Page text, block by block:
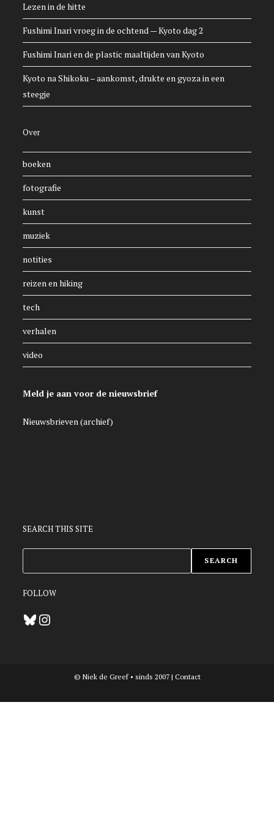
Lezen in de hitte
Fushimi Inari vroeg in de ochtend — Kyoto dag 2
Fushimi Inari en de plastic maaltijden van Kyoto
Kyoto na Shikoku – aankomst, drukte en gyoza in een
steegje
Over
boeken
fotografie
kunst
muziek
notities
reizen en hiking
tech
verhalen
video
Meld je aan voor de nieuwsbrief
Nieuwsbrieven (archief)
SEARCH THIS SITE
SEARCH
FOLLOW
BlueskyInstagram
© Niek de Greef • sinds 2007 | Contact